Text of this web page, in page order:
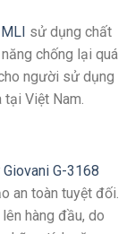
sử dụng chất
chống lại quá
người sử dụng
Việt Nam.
Giovani G-3168
an toàn tuyệt đối.
hàng đầu, do